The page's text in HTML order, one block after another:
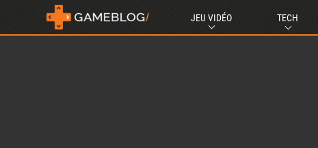
JEU VIDÉO TECH